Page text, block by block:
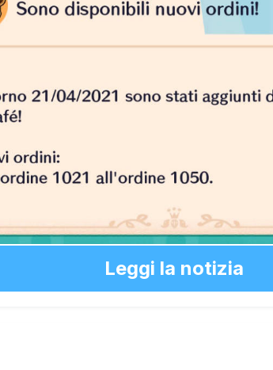
Leggi la notizia